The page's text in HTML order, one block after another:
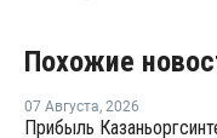
Похожие
07 Августа, 2026